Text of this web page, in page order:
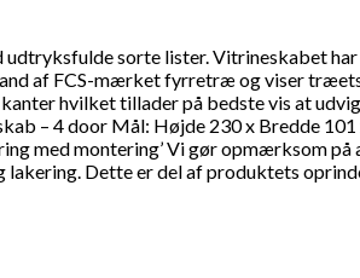
sorte lister. Vitrineskabet
af FCS-mærket fyrretræ og viser
hvilket tillader på bedste vis at
– 4 door Mål: Højde 230 x Bredde
med montering’ Vi gør opmærksom på
Dette er del af produktets